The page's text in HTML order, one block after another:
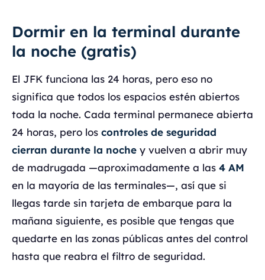
Dormir en la terminal durante
la noche (gratis)
El JFK funciona las 24 horas, pero eso no
significa que todos los espacios estén abiertos
toda la noche. Cada terminal permanece abierta
24 horas, pero los controles de seguridad
cierran durante la noche y vuelven a abrir muy
de madrugada —aproximadamente a las 4 AM
en la mayoría de las terminales—, así que si
llegas tarde sin tarjeta de embarque para la
mañana siguiente, es posible que tengas que
quedarte en las zonas públicas antes del control
hasta que reabra el filtro de seguridad.